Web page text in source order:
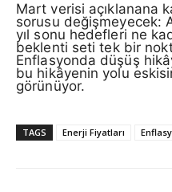
Mart verisi açıklanana
sorusu değişmeyecek:
yıl sonu hedefleri ne
beklenti seti tek bir
Enflasyonda düşüş
bu hikâyenin yolu
görünüyor.
TAGS Enerji Fiyatları